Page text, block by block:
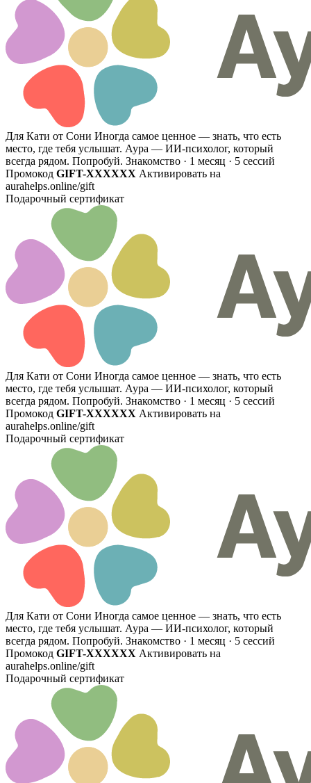
Для Кати от Сони Иногда самое ценное — знать, что есть
место, где тебя услышат. Аура — ИИ-психолог, который
всегда рядом. Попробуй. Знакомство · 1 месяц · 5 сессий
Промокод GIFT-XXXXXX Активировать на
aurahelps.online/gift
Подарочный сертификат
Для Кати от Сони Иногда самое ценное — знать, что есть
место, где тебя услышат. Аура — ИИ-психолог, который
всегда рядом. Попробуй. Знакомство · 1 месяц · 5 сессий
Промокод GIFT-XXXXXX Активировать на
aurahelps.online/gift
Подарочный сертификат
Для Кати от Сони Иногда самое ценное — знать, что есть
место, где тебя услышат. Аура — ИИ-психолог, который
всегда рядом. Попробуй. Знакомство · 1 месяц · 5 сессий
Промокод GIFT-XXXXXX Активировать на
aurahelps.online/gift
Подарочный сертификат